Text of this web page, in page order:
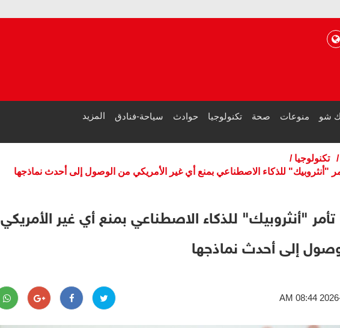
شو منوعات صحة تكنولوجيا حوادث سياحة-فنادق المزيد
/ تكنولوجيا /
"أنثروبيك" للذكاء الاصطناعي بمنع أي غير الأمريكي من الوصول إلى أحدث نماذجها
تأمر "أنثروبيك" للذكاء الاصطناعي بمنع أي غير الأمريكي
إلى أحدث نماذجها
2026-